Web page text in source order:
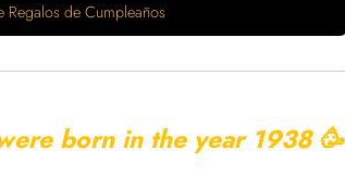
Regalos de Cumpleaños
born in the year 1938 🥳